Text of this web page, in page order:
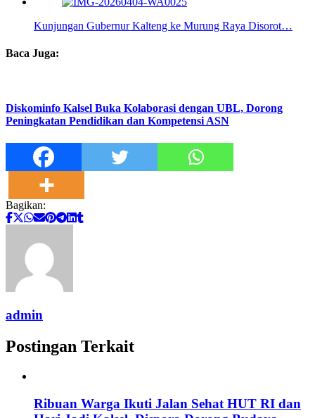
Kunjungan Gubernur Kalteng ke Murung Raya Disorot…
Baca Juga:
Diskominfo Kalsel Buka Kolaborasi dengan UBL, Dorong
Peningkatan Pendidikan dan Kompetensi ASN
Bagikan:
admin
Postingan Terkait
Ribuan Warga Ikuti Jalan Sehat HUT RI dan